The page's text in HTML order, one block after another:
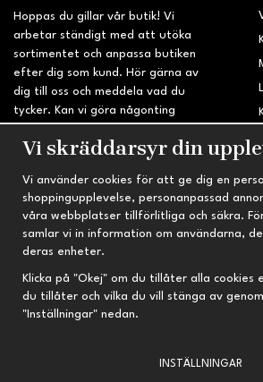
Hoppas du gillar vår butik! Vi
arbetar ständigt med att utöka
sortimentet och anpassa butiken
efter dig som kund. Hör gärna av
dig till oss och meddela vad du
tycker. Kan vi göra någonting
sidan?
INFORMATION
Om oss
Nyheter
Nyhetsbrev
Om cookies
Prenumeration
TRYGG HANDEL
Fri frakt vid köp över
Kvalitetsprodukter till
Vi skräddarsyr din
Vi använder cookies för att ge dig en
shoppingupplevelse, personanpassad
våra webbplatser tillförlitliga och säkra.
samlar vi in information om användarna,
deras enheter.
Klicka på "Okej" om du tillåter alla cookies
du tillåter och vilka du vill stänga av
"Inställningar" nedan.
INSTÄLLNINGAR